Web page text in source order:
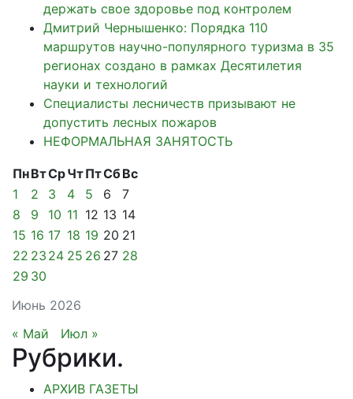
держать свое здоровье под контролем
Дмитрий Чернышенко: Порядка 110
маршрутов научно-популярного туризма в 35
регионах создано в рамках Десятилетия
науки и технологий
Специалисты лесничеств призывают не
допустить лесных пожаров
НЕФОРМАЛЬНАЯ ЗАНЯТОСТЬ
Июнь 2026
ПнВтСрЧтПтСбВс
1
2 3 4 5 6
7
8
9 10 11 12 13 14
15 16 17 18 19 20 21
22 23 24 25 26 27 28
29 30
« Май Июл »
Рубрики.
АРХИВ ГАЗЕТЫ